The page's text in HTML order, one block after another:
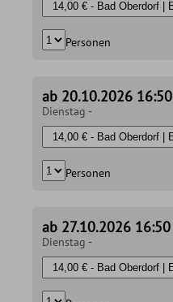
Personen
ab 20.10.2026 16:50
Dienstag -
Personen
ab 27.10.2026 16:50
Dienstag -